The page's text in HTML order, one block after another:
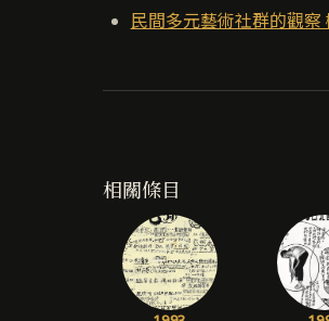
民間多元藝術社群的觀
相關條目